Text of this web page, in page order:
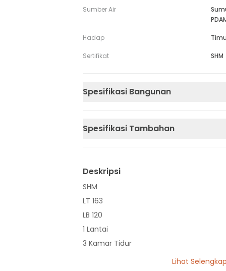
Sumber Air
Hadap
Sertifikat SHM
Spesifikasi Bangunan
Spesifikasi Tambahan
Deskripsi
SHM
LT 163
LB 120
1 Lantai
3 Kamar Tidur
Lihat